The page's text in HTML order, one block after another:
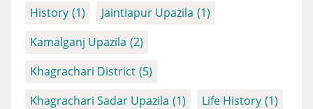
History (1) Jaintiapur Upazila (1)
Kamalganj Upazila (2)
Khagrachari District (5)
Khagrachari Sadar Upazila (1) Life History (1)